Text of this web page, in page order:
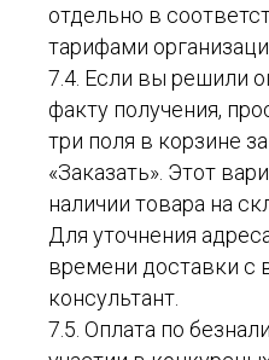
отдельно в
тарифами
7.4. Если вы решили
факту получения,
три поля в корзине
«Заказать». Этот
наличии товара на
Для уточнения
времени доставки с
консультант.
7.5. Оплата по